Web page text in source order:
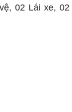
02 Lái xe, 02